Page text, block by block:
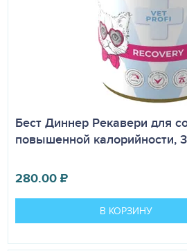
Бест Диннер Рекавери для
повышенной калорийности,
280.00₽
В КОРЗИНУ